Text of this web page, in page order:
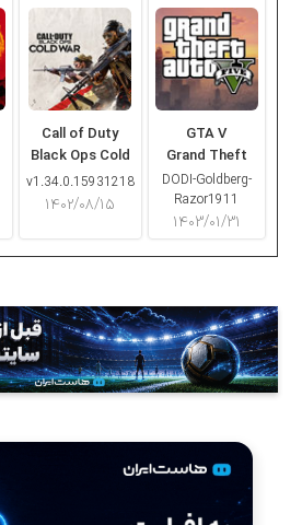
GTA V
Grand Theft
Auto V
DODI-Goldberg-
Razor1911
۱۴۰۳/۰۱/۳۱
Call of Duty
Black Ops Cold
War
v1.34.0.15931218
۱۴۰۲/۰۸/۱۵